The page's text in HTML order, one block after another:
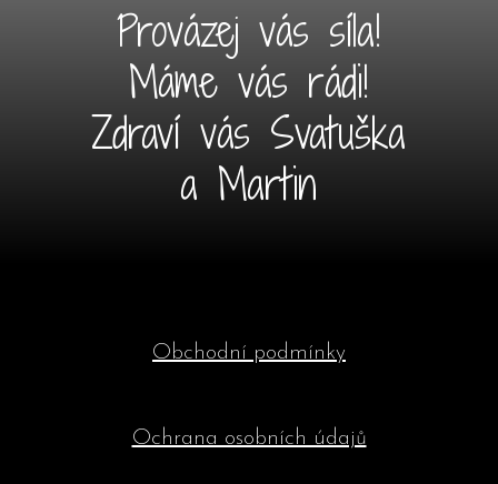
Provázej vás síla!
Máme vás rádi!
Zdraví vás Svatuška
a Martin
Obchodní podmínky
Ochrana osobních údajů